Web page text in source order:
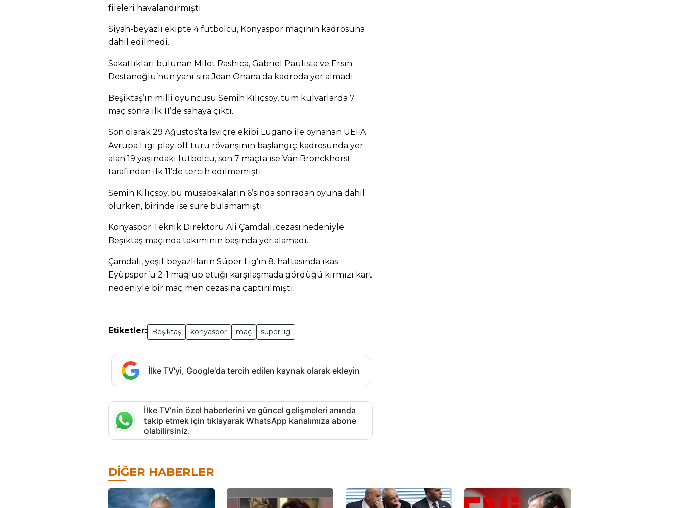
fileleri havalandırmıştı.
Siyah-beyazlı ekipte 4 futbolcu, Konyaspor maçının kadrosuna
dahil edilmedi.
Sakatlıkları bulunan Milot Rashica, Gabriel Paulista ve Ersin
Destanoğlu’nun yanı sıra Jean Onana da kadroda yer almadı.
Beşiktaş’ın milli oyuncusu Semih Kılıçsoy, tüm kulvarlarda 7
maç sonra ilk 11’de sahaya çıktı.
Son olarak 29 Ağustos’ta İsviçre ekibi Lugano ile oynanan UEFA
Avrupa Ligi play-off turu rövanşının başlangıç kadrosunda yer
alan 19 yaşındaki futbolcu, son 7 maçta ise Van Bronckhorst
tarafından ilk 11’de tercih edilmemişti.
Semih Kılıçsoy, bu müsabakaların 6’sında sonradan oyuna dahil
olurken, birinde ise süre bulamamıştı.
Konyaspor Teknik Direktörü Ali Çamdalı, cezası nedeniyle
Beşiktaş maçında takımının başında yer alamadı.
Çamdalı, yeşil-beyazlıların Süper Lig’in 8. haftasında ikas
Eyüpspor’u 2-1 mağlup ettiği karşılaşmada gördüğü kırmızı kart
nedeniyle bir maç men cezasına çaptırılmıştı.
Etiketler: Beşiktaş konyaspor maç süper lig
İlke TV'yi, Google'da tercih edilen kaynak olarak ekleyin
İlke TV’nin özel haberlerini ve güncel gelişmeleri anında
takip etmek için tıklayarak WhatsApp kanalımıza abone
olabilirsiniz.
DIĞER HABERLER